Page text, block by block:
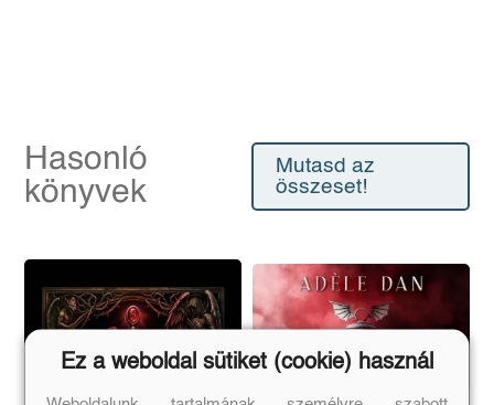
Hasonló
könyvek
Mutasd az
összeset!
Ez a weboldal sütiket (cookie) használ